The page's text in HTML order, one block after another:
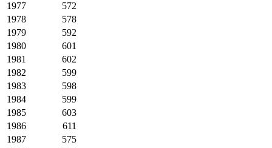
1977
572
1978
578
1979
592
1980
601
1981
602
1982
599
1983
598
1984
599
1985
603
1986
611
1987
575